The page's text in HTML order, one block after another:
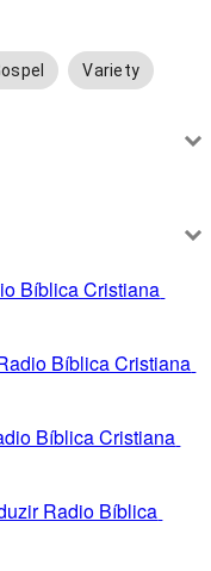
Variety
Bíblica Cristiana
Bíblica Cristiana
Bíblica Cristiana
Radio Bíblica